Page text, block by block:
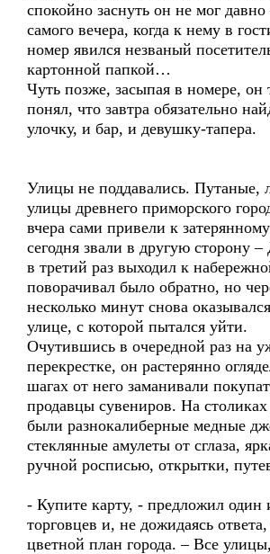
спокойно заснуть он не мог давно
самого вечера, когда к нему в
номер явился незваный
картонной папкой…
Чуть позже, засыпая в номере, он
понял, что завтра обязательно
улочку, и бар, и девушку-тапера.
Улицы не поддавались. Путаные,
улицы древнего приморского
вчера сами привели к
сегодня звали в другую сторону
в третий раз выходил к
поворачивал было обратно, но
несколько минут снова
улице, с которой пытался уйти.
Очутившись в очередной раз на
перекрестке, он растерянно
шагах от него заманивали
продавцы сувениров. На
были разнокалиберные медные
стеклянные амулеты от сглаза,
ручной росписью, открытки,
- Купите карту, - предложил один
торговцев и, не дожидаясь
цветной план города. – Все улицы,